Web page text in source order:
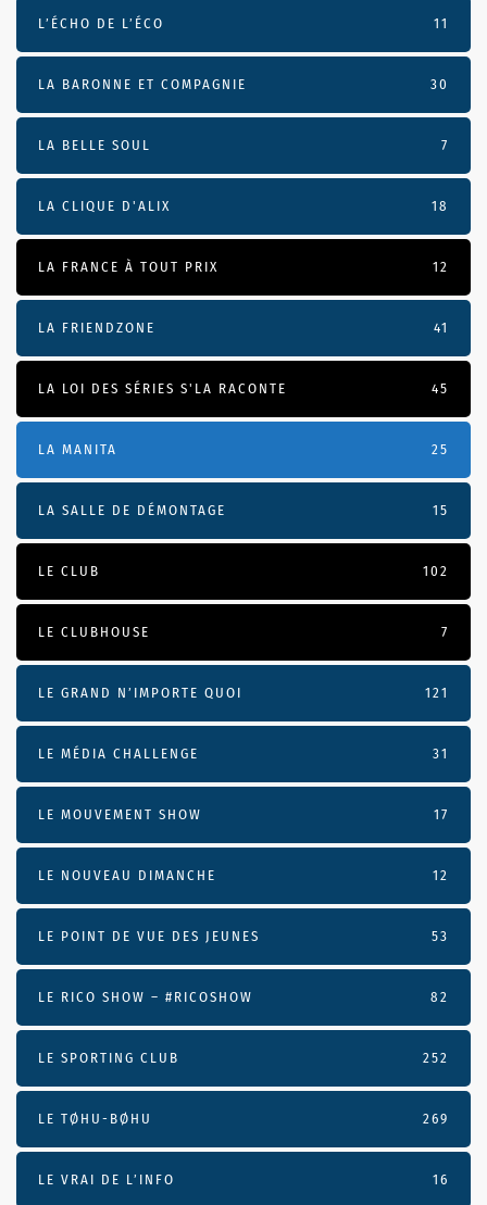
L’ÉCHO DE L’ÉCO 11
LA BARONNE ET COMPAGNIE 30
LA BELLE SOUL 7
LA CLIQUE D'ALIX 18
LA FRANCE À TOUT PRIX 12
LA FRIENDZONE 41
LA LOI DES SÉRIES S'LA RACONTE 45
LA MANITA 25
LA SALLE DE DÉMONTAGE 15
LE CLUB 102
LE CLUBHOUSE 7
LE GRAND N’IMPORTE QUOI 121
LE MÉDIA CHALLENGE 31
LE MOUVEMENT SHOW 17
LE NOUVEAU DIMANCHE 12
LE POINT DE VUE DES JEUNES 53
LE RICO SHOW – #RICOSHOW 82
LE SPORTING CLUB 252
LE TØHU-BØHU 269
LE VRAI DE L’INFO 16